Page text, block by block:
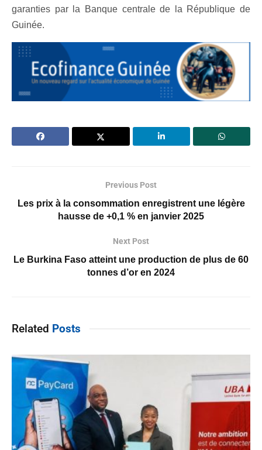
garanties par la Banque centrale de la République de
Guinée.
Previous Post
Les prix à la consommation enregistrent une légère
hausse de +0,1 % en janvier 2025
Next Post
Le Burkina Faso atteint une production de plus de 60
tonnes d’or en 2024
Related Posts